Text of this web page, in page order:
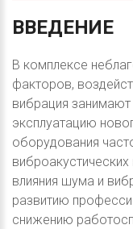
ВВЕДЕНИЕ
В комплексе
факторов,
вибрация
эксплуатацию
оборудования
влияния шума и
развитию
снижению